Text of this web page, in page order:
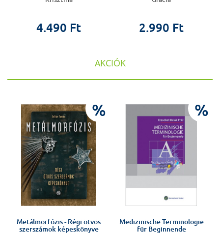
4.490 Ft 2.990 Ft
AKCIÓK
%
Metálmorfózis - Régi ötvös
szerszámok képeskönyve
%
Medizinische Terminologie
für Beginnende